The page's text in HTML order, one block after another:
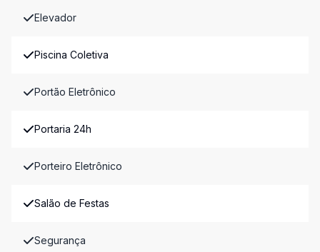
Elevador
Piscina Coletiva
Portão Eletrônico
Portaria 24h
Porteiro Eletrônico
Salão de Festas
Segurança